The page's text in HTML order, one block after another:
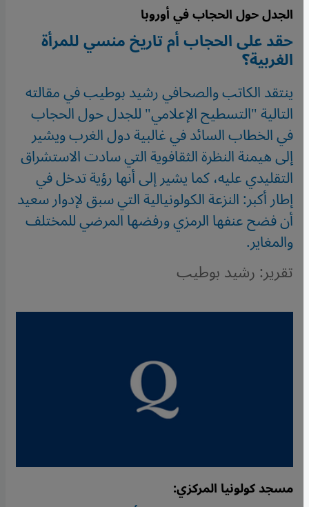
الجدل حول الحجاب في أوروبا
حقد على الحجاب أم تاريخ منسي للمرأة
الغربية؟
ينتقد الكاتب والصحافي رشيد بوطيب في مقالته
التالية "التسطيح الإعلامي" للجدل حول الحجاب
في الخطاب السائد في غالبية دول الغرب ويشير
إلى هيمنة النظرة الثقافوية التي سادت الاستشراق
التقليدي عليه، كما يشير إلى أنها رؤية تدخل في
إطار أكبر: النزعة الكولونيالية التي سبق لإدوار سعيد
أن فضح عنفها الرمزي ورفضها المرضي للمختلف
والمغاير.
تقرير: رشيد بوطيب
مسجد كولونيا المركزي: